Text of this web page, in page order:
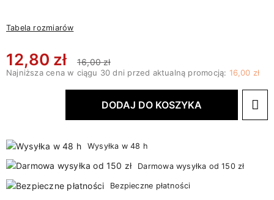
Tabela rozmiarów
12,80 zł 16,00 zł
Najniższa cena w ciągu 30 dni przed aktualną promocją: 16,00 zł
DODAJ DO KOSZYKA
Wysyłka w 48 h
Darmowa wysyłka od 150 zł
Bezpieczne płatności